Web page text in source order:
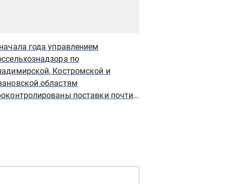
года управлением
по
Костромской и
областям
поставки почти